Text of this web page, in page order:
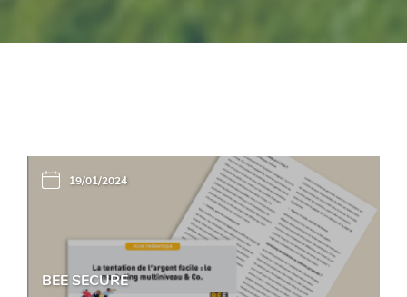
19/01/2024
BEE SECURE